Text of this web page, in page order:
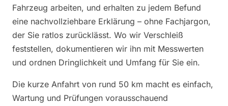
Fahrzeug arbeiten, und erhalten zu jedem Befund
eine nachvollziehbare Erklärung – ohne Fachjargon,
der Sie ratlos zurücklässt. Wo wir Verschleiß
feststellen, dokumentieren wir ihn mit Messwerten
und ordnen Dringlichkeit und Umfang für Sie ein.
Die kurze Anfahrt von rund 50 km macht es einfach,
Wartung und Prüfungen vorausschauend